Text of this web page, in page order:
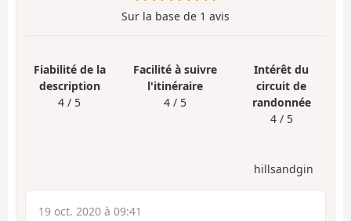
Sur la base de 1 avis
Fiabilité de la
description
4 / 5
Facilité à suivre
l'itinéraire
4 / 5
Intérêt du
circuit de
randonnée
4 / 5
hillsandgin
19 oct. 2020 à 09:41